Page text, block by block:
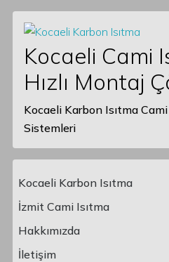
Kocaeli Cami
Hızlı Montaj
Kocaeli Karbon Isıtma Cami
Sistemleri
Main Navigation
Kocaeli Karbon Isıtma
İzmit Cami Isıtma
Hakkımızda
İletişim